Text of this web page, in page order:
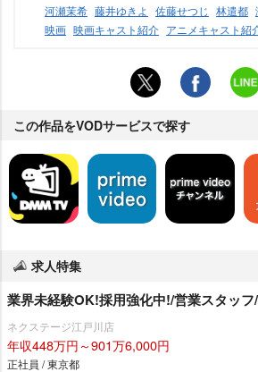
河瀬茉希 藤井ゆきよ 佐藤せつじ 林遣都
映画 映画キャスト紹介 アニメキャスト紹
この作品をVODサービスで探す
求人特集
業界未経験OK!採用強化中!/営業スタッ
ネクステージ江戸川店
年収448万円～901万6,000円
正社員 / 東京都